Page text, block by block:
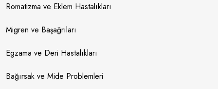
Romatizma ve Eklem Hastalıkları
Migren ve Başağrıları
Egzama ve Deri Hastalıkları
Bağırsak ve Mide Problemleri